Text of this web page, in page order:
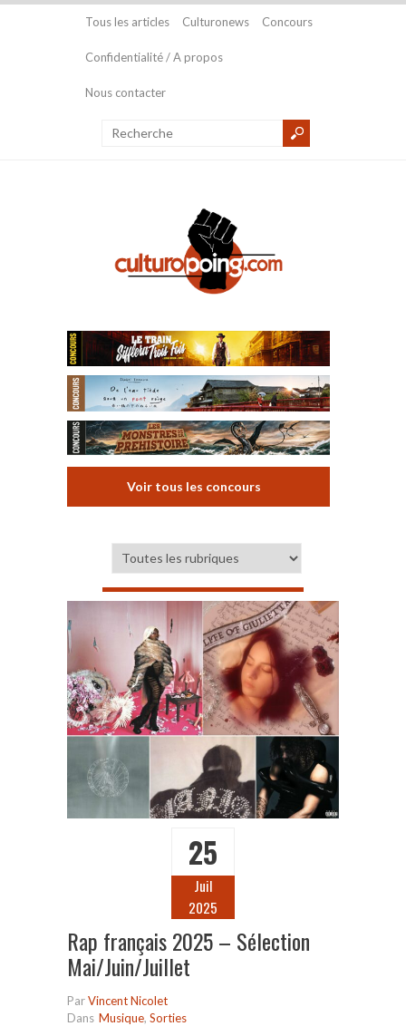
Tous les articles Culturonews Concours
Confidentialité / A propos
Nous contacter
Voir tous les concours
25
Juil
2025
Rap français 2025 – Sélection
Mai/Juin/Juillet
ParVincent Nicolet
Dans Musique, Sorties